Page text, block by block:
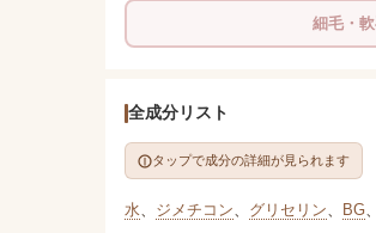
細毛・
全成分リスト
タップで成分の詳細が見られます
水、 ジメチコン、 グリセリン、 BG、